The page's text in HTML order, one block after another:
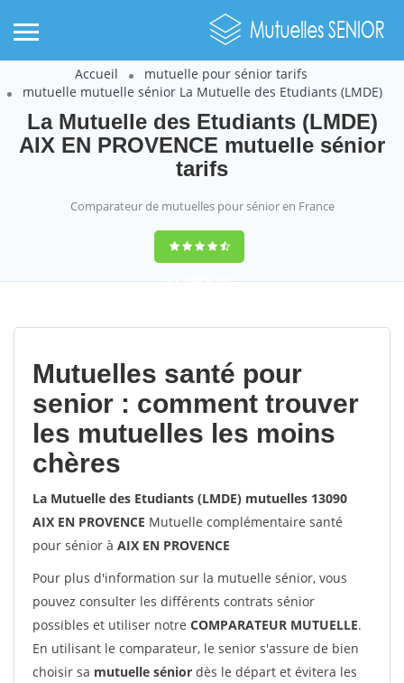
Accueil
mutuelle pour sénior tarifs
mutuelle mutuelle sénior La Mutuelle des Etudiants (LMDE)
La Mutuelle des Etudiants (LMDE)
AIX EN PROVENCE mutuelle sénior
tarifs
Comparateur de mutuelles pour sénior en France
9,2(100%)452
Mutuelles santé pour
senior : comment trouver
les mutuelles les moins
chères
La Mutuelle des Etudiants (LMDE) mutuelles 13090
AIX EN PROVENCE Mutuelle complémentaire santé
pour sénior à AIX EN PROVENCE
Pour plus d'information sur la mutuelle sénior, vous
pouvez consulter les différents contrats sénior
possibles et utiliser notre COMPARATEUR MUTUELLE.
En utilisant le comparateur, le senior s'assure de bien
choisir sa mutuelle sénior dès le départ et évitera les